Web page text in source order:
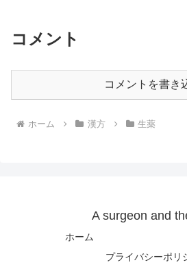
コメント
コメントを書き
ホーム 漢方 生薬
A surgeon and
ホーム
プライバシーポリ